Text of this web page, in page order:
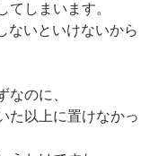
しまいます。
ないといけないから
なのに、
た以上に置けなかっ